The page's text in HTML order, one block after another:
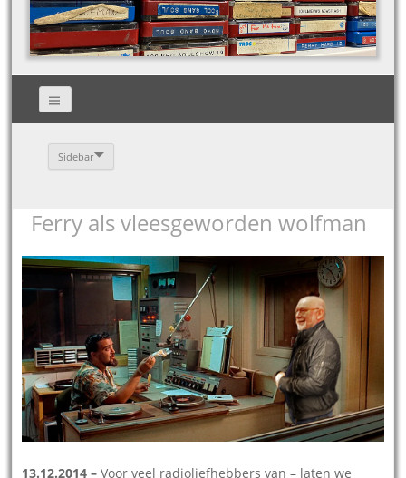
Sidebar
Ferry als vleesgeworden wolfman
13.12.2014 – Voor veel radioliefhebbers van – laten we